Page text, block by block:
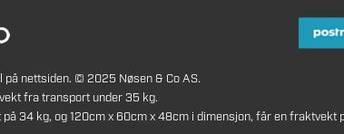
nettsiden. © 2025 Nøsen & Co AS.
fra transport under 35 kg.
34 kg, og 120cm x 60cm x 48cm i dimensjon, får en fraktvekt